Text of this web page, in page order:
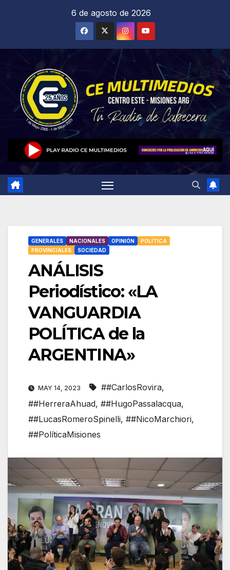
6 de agosto de 2026
GENERALES NACIONALES OPINIÓN
POLÍTICA
PROVINCIALES
SOCIEDAD
ANÁLISIS
Periodístico: «LA
VANGUARDIA
POLÍTICA de la
ARGENTINA»
MAY 14, 2023 ##CarlosRovira,
##HerreraAhuad, ##HugoPassalacqua,
##LucasRomeroSpinelli, ##NicoMarchiori,
##PolíticaMisiones